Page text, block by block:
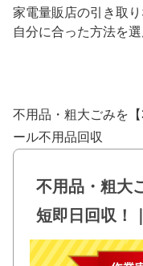
家電量販店の引き取
自分に合った方法を
不用品・粗大ごみを
ール不用品回収
不用品・粗大
短即日回収！